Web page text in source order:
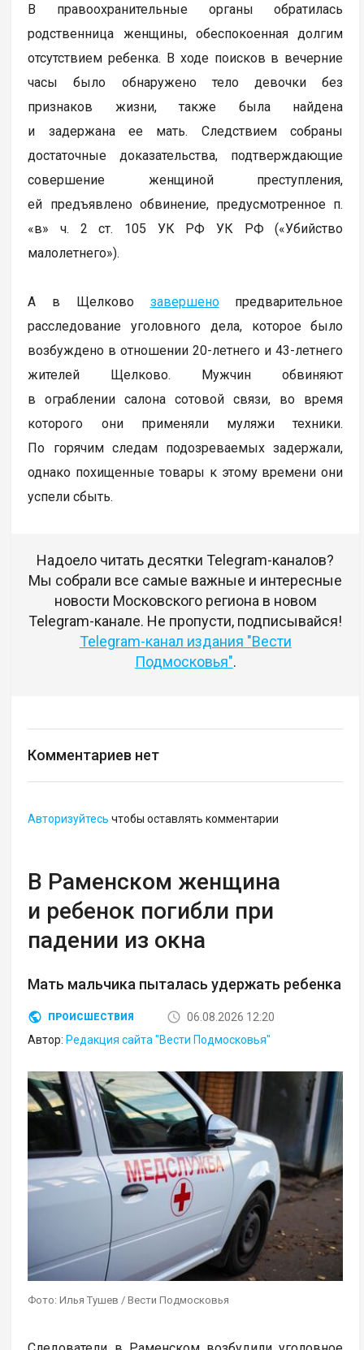
В правоохранительные органы обратилась
родственница женщины, обеспокоенная долгим
отсутствием ребенка. В ходе поисков в вечерние
часы было обнаружено тело девочки без
признаков жизни, также была найдена
и задержана ее мать. Следствием собраны
достаточные доказательства, подтверждающие
совершение женщиной преступления,
ей предъявлено обвинение, предусмотренное п.
«в» ч. 2 ст. 105 УК РФ УК РФ («Убийство
малолетнего»).
А в Щелково завершенопредварительное
расследование уголовного дела, которое было
возбуждено в отношении 20-летнего и 43-летнего
жителей Щелково. Мужчин обвиняют
в ограблении салона сотовой связи, во время
которого они применяли муляжи техники.
По горячим следам подозреваемых задержали,
однако похищенные товары к этому времени они
успели сбыть.
Надоело читать десятки Telegram-каналов?
Мы собрали все самые важные и интересные
новости Московского региона в новом
Telegram-канале. Не пропусти, подписывайся!
Telegram-канал издания "Вести
Подмосковья".
Комментариев нет
Авторизуйтесь чтобы оставлять комментарии
В Раменском женщина
и ребенок погибли при
падении из окна
Мать мальчика пыталась удержать ребенка
ПРОИСШЕСТВИЯ
06.08.2026 12:20
Автор: Редакция сайта "Вести Подмосковья"
Фото: Илья Тушев / Вести Подмосковья